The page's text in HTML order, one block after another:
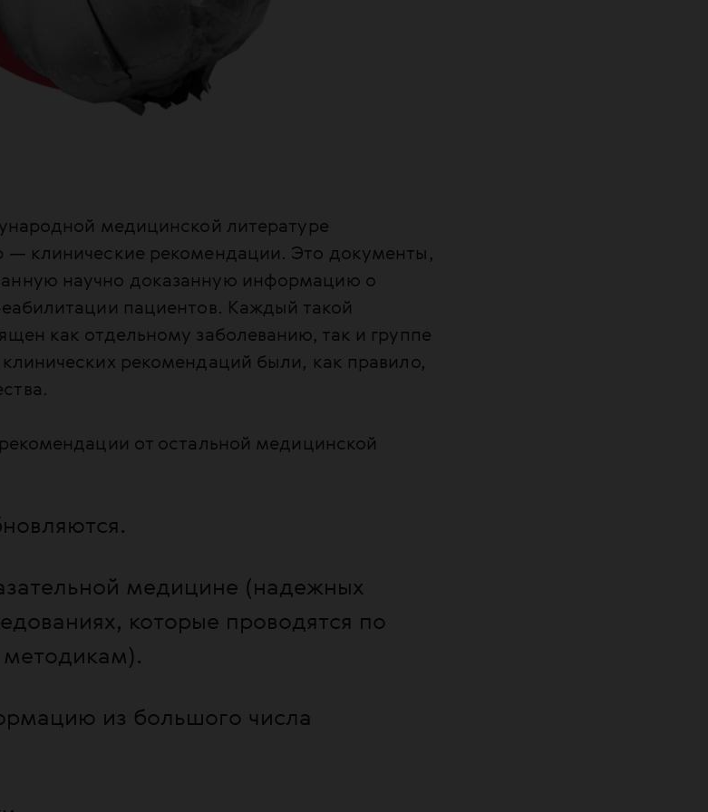
медицинской литературе
— клинические рекомендации. Это документы,
научно доказанную информацию о
пациентов. Каждый такой
как отдельному заболеванию, так и группе
рекомендаций были, как правило,
от остальной медицинской
медицине (надежных
которые проводятся по
из большого числа